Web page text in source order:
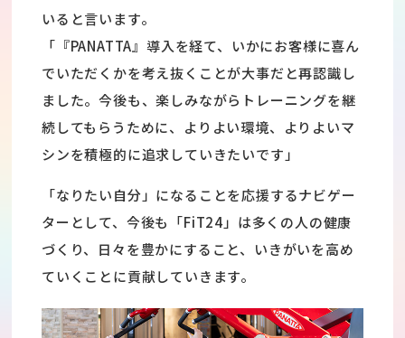
いると言います。
「『PANATTA』導入を経て、いかにお客様に喜ん
でいただくかを考え抜くことが大事だと再認識し
ました。今後も、楽しみながらトレーニングを継
続してもらうために、よりよい環境、よりよいマ
シンを積極的に追求していきたいです」
「なりたい自分」になることを応援するナビゲー
ターとして、今後も「FiT24」は多くの人の健康
づくり、日々を豊かにすること、いきがいを高め
ていくことに貢献していきます。